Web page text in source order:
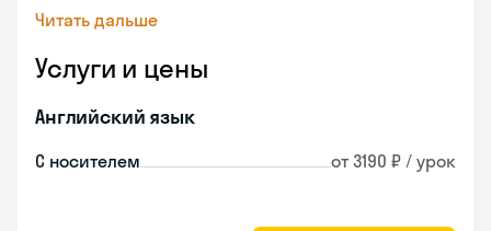
Читать дальше
Услуги и цены
Английский язык
С носителем от 3190 ₽ / урок